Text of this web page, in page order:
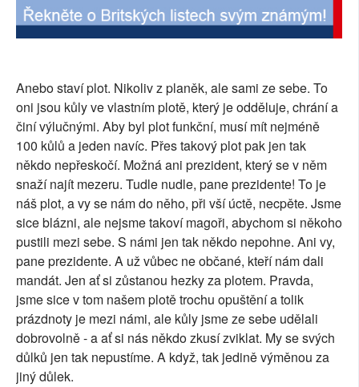
Anebo staví plot. Nikoliv z planěk, ale sami ze sebe. To
oni jsou kůly ve vlastním plotě, který je odděluje, chrání a
činí výlučnými. Aby byl plot funkční, musí mít nejméně
100 kůlů a jeden navíc. Přes takový plot pak jen tak
někdo nepřeskočí. Možná ani prezident, který se v něm
snaží najít mezeru. Tudle nudle, pane prezidente! To je
náš plot, a vy se nám do něho, při vší úctě, necpěte. Jsme
sice blázni, ale nejsme takoví magoři, abychom si někoho
pustili mezi sebe. S námi jen tak někdo nepohne. Ani vy,
pane prezidente. A už vůbec ne občané, kteří nám dali
mandát. Jen ať si zůstanou hezky za plotem. Pravda,
jsme sice v tom našem plotě trochu opuštění a tolik
prázdnoty je mezi námi, ale kůly jsme ze sebe udělali
dobrovolně - a ať si nás někdo zkusí zviklat. My se svých
důlků jen tak nepustíme. A když, tak jedině výměnou za
jiný důlek.